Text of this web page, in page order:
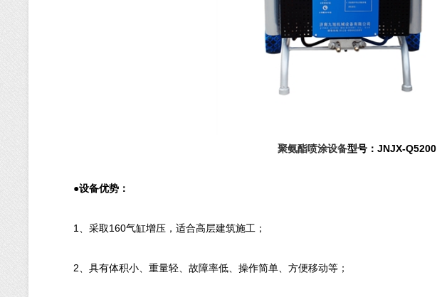
聚氨酯喷涂设备型号：JNJX-Q5200
●设备优势：
1、采取160气缸增压，适合高层建筑施工；
2、具有体积小、重量轻、故障率低、操作简单、方便移动等；